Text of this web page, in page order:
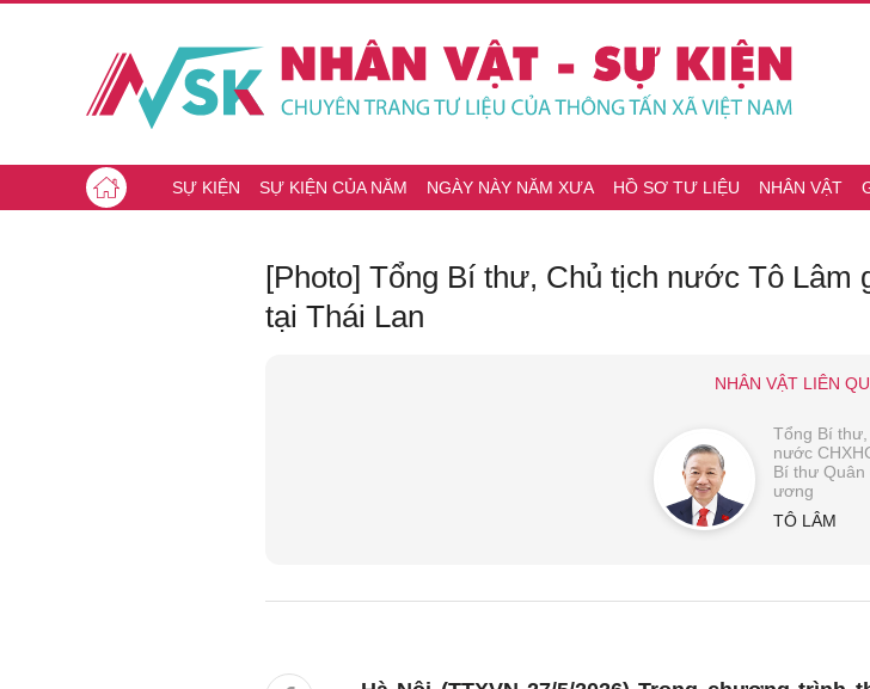
SỰ KIỆN SỰ KIỆN CỦA NĂM NGÀY NÀY NĂM XƯA HỒ SƠ TƯ LIỆU NHÂN VẬT
[Photo] Tổng Bí thư, Chủ tịch nước Tô Lâm
tại Thái Lan
NHÂN VẬT LIÊN
Tổng Bí
nước
Bí thư Quân
ương
TÔ LÂM